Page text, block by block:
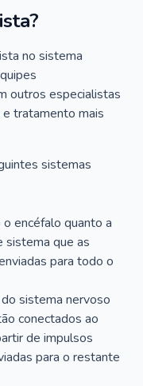
no sistema
outros especialistas
e tratamento mais
sistemas
encéfalo quanto a
sistema que as
para todo o
sistema nervoso
conectados ao
de impulsos
para o restante